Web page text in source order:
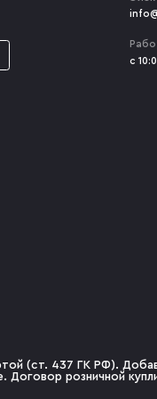
с
(ст. 437 ГК РФ).
Договор розничной